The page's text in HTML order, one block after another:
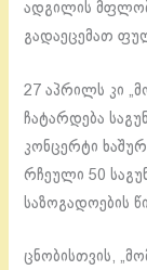
ადგილის
გადაეცემათ
27 აპრილს კი
ჩატარდება
კონცერტი
რჩეული 50
საზოგადოების
ცნობისთვის,